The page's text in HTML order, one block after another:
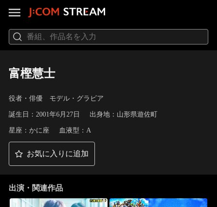
富樫慧士
役者・俳優 モデル・グラビア
誕生日：2001年6月27日 出身地：山形県遊佐町
星座：かに座 血液型：A
お気に入りに追加
出演・関連作品